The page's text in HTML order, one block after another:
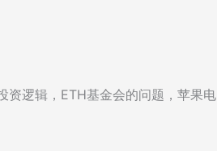
逻辑，ETH基金会的问题，苹果电